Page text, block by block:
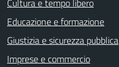
Cultura e tempo libero
Educazione e formazione
Giustizia e sicurezza pubblica
Imprese e commercio